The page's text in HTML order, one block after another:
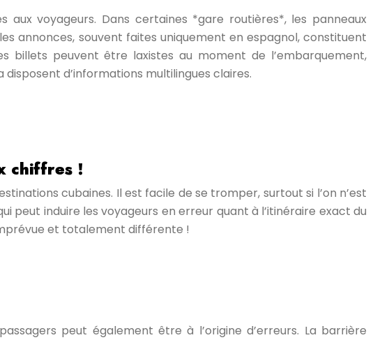
aux voyageurs. Dans certaines *gare routières*, les panneaux
annonces, souvent faites uniquement en espagnol, constituent
billets peuvent être laxistes au moment de l’embarquement,
d’informations multilingues claires.
chiffres !
cubaines. Il est facile de se tromper, surtout si l’on n’est
peut induire les voyageurs en erreur quant à l’itinéraire exact du
et totalement différente !
peut également être à l’origine d’erreurs. La barrière